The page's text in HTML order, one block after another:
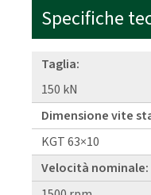
Specifiche
Taglia:
150 kN
Dimensione vite
KGT 63×10
Velocità nominale: